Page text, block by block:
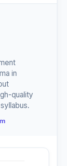
in
quality